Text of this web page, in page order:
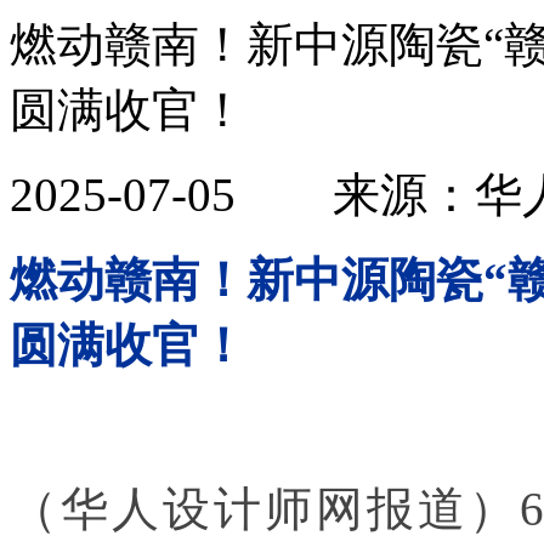
燃动赣南！新中源陶瓷“
圆满收官！
2025-07-05 来源：
燃动赣南！新中源陶瓷“
圆满收官！
（华人设计师网报道